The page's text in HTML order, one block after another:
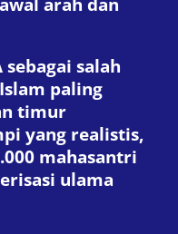
sebagai salah
paling
timur
yang realistis,
mahasantri
ulama